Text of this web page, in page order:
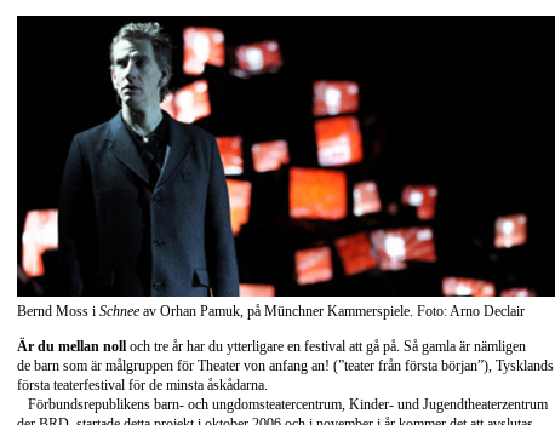
Bernd Moss i Schnee av Orhan Pamuk, på Münchner Kammerspiele. Foto: Arno Declair
Är du mellan noll och tre år har du ytterligare en festival att gå på. Så gamla är nämligen
de barn som är målgruppen för Theater von anfang an! (”teater från första början”), Tysklands
första teaterfestival för de minsta åskådarna.
Förbundsrepublikens barn- och ungdomsteatercentrum, Kinder- und Jugendtheaterzentrum